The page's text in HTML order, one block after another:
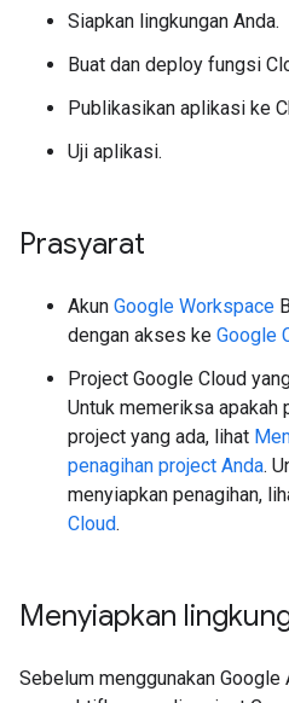
Siapkan lingkungan Anda.
Buat dan deploy fungsi
Publikasikan aplikasi ke
Uji aplikasi.
Prasyarat
Akun Google Workspace
dengan akses ke Google
Project Google Cloud
Untuk memeriksa apakah
project yang ada, lihat
penagihan project Anda.
menyiapkan penagihan,
Cloud.
Menyiapkan
Sebelum menggunakan Google